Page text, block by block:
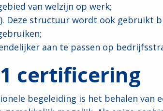
van welzijn op werk;
Deze structuur wordt ook gebruikt
aan te passen op
certificering
begeleiding is het behalen van